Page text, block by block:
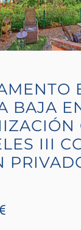
BAJA
III